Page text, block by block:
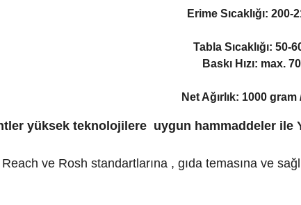
Erime Sıcaklığı: 200-
Tabla Sıcaklığı: 50-
Baskı Hızı: max.
Net Ağırlık: 1000
yüksek teknolojilere uygun hammaddeler ile
Reach ve Rosh standartlarına , gıda temasına ve